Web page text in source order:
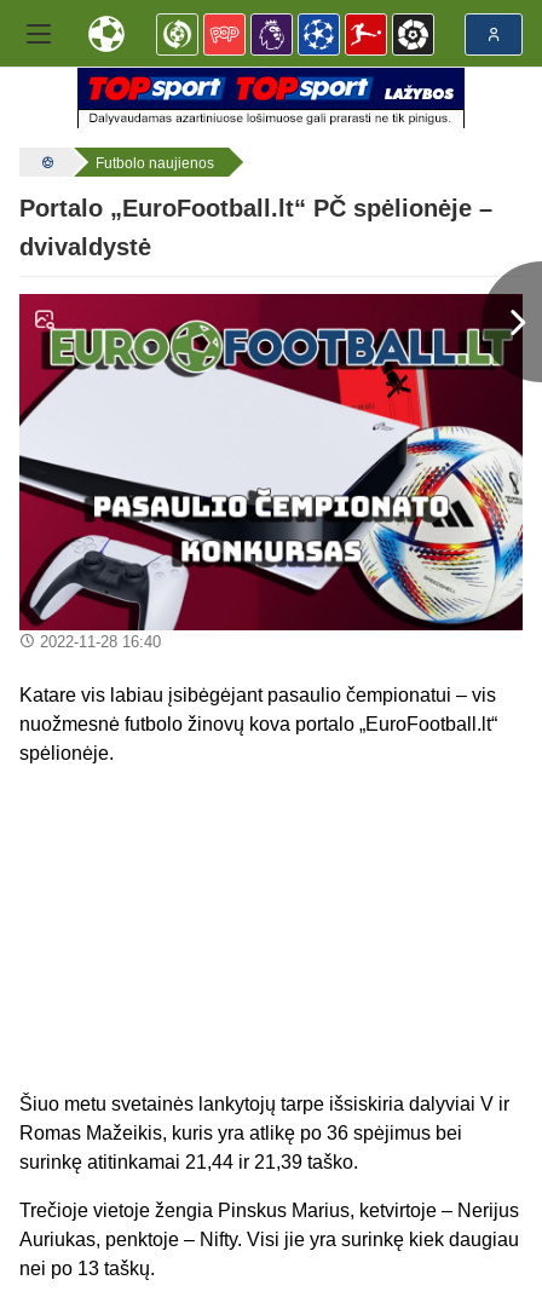
Futbolo naujienos
Portalo „EuroFootball.lt“ PČ spėlionėje –
dvivaldystė
2022-11-28 16:40
Katare vis labiau įsibėgėjant pasaulio čempionatui – vis
nuožmesnė futbolo žinovų kova portalo „EuroFootball.lt“
spėlionėje.
Šiuo metu svetainės lankytojų tarpe išsiskiria dalyviai V ir
Romas Mažeikis, kuris yra atlikę po 36 spėjimus bei
surinkę atitinkamai 21,44 ir 21,39 taško.
Trečioje vietoje žengia Pinskus Marius, ketvirtoje – Nerijus
Auriukas, penktoje – Nifty. Visi jie yra surinkę kiek daugiau
nei po 13 taškų.